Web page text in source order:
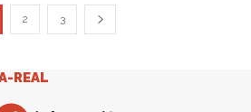
2 3
REAL